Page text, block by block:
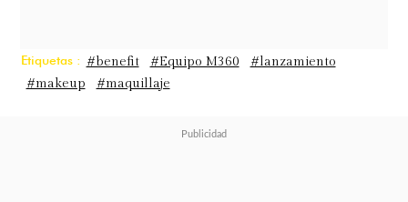
Etiquetas : #benefit #Equipo M360
#lanzamiento
#makeup
#maquillaje